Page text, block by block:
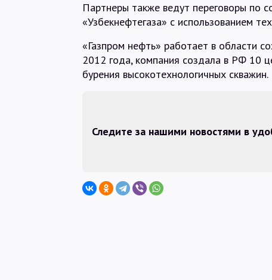
Партнеры также ведут переговоры по
«Узбекнефтегаза» с использованием
«Газпром нефть» работает в области
2012 года, компания создала в РФ 10
бурения высокотехнологичных скважин.
Следите за нашими новостями в